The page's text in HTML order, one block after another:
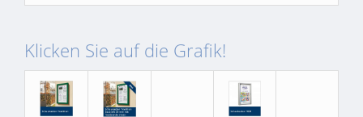
Klicken Sie auf die Grafik!